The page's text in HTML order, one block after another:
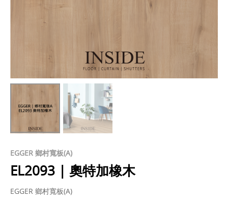
EGGER 鄉村寬板(A)
EL2093 | 奧特加橡木
EGGER 鄉村寬板(A)